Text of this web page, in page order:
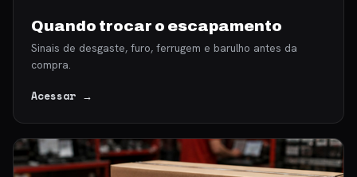
Quando trocar o escapamento
Sinais de desgaste, furo, ferrugem e barulho antes da
compra.
Acessar →